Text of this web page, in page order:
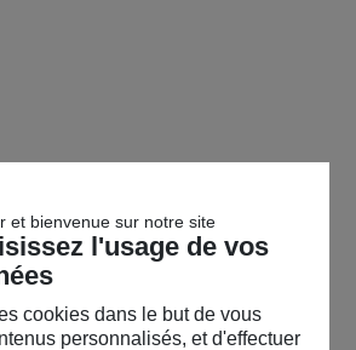
et bienvenue sur notre site
l'usage de vos
cookies dans le but de vous
personnalisés, et d'effectuer